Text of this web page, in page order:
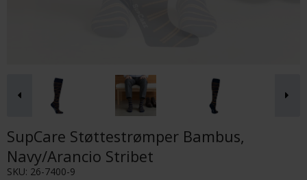
SupCare Støttestrømper Bambus,
Navy/Arancio Stribet
SKU: 26-7400-9